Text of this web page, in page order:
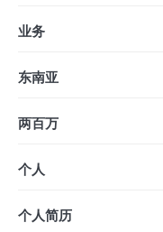
业务
东南亚
两百万
个人
个人简历